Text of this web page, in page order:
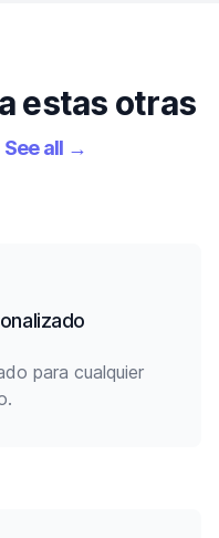
estas otras
See all →
para cualquier